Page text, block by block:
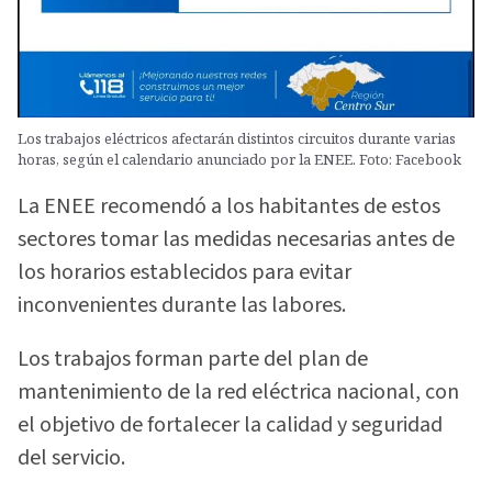
Los trabajos eléctricos afectarán distintos circuitos durante varias
horas, según el calendario anunciado por la ENEE. Foto: Facebook
La ENEE recomendó a los habitantes de estos
sectores tomar las medidas necesarias antes de
los horarios establecidos para evitar
inconvenientes durante las labores.
Los trabajos forman parte del plan de
mantenimiento de la red eléctrica nacional, con
el objetivo de fortalecer la calidad y seguridad
del servicio.